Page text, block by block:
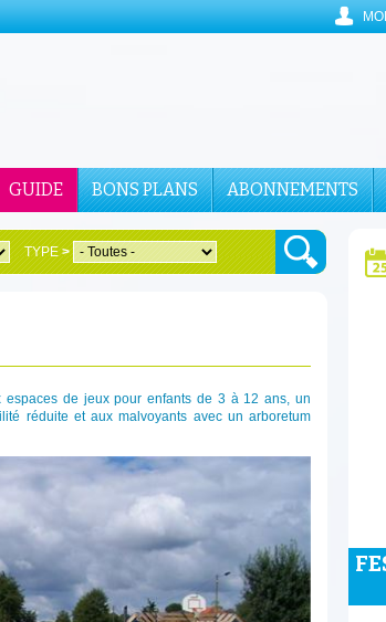
GUIDE BONS PLANS ABONNEMENTS
TYPE>
de jeux pour enfants de 3 à 12 ans, un
réduite et aux malvoyants avec un arboretum